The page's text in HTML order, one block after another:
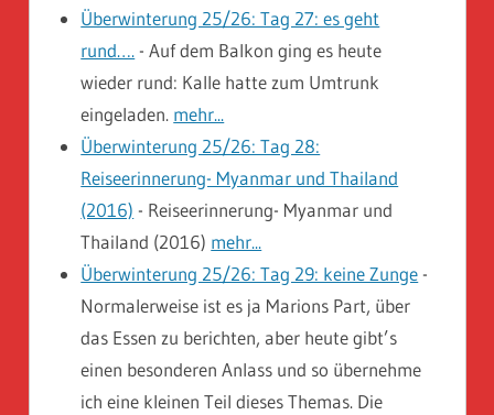
Überwinterung 25/26: Tag 27: es geht
rund…. - Auf dem Balkon ging es heute
wieder rund: Kalle hatte zum Umtrunk
eingeladen. mehr...
Überwinterung 25/26: Tag 28:
Reiseerinnerung- Myanmar und Thailand
(2016) - Reiseerinnerung- Myanmar und
Thailand (2016) mehr...
Überwinterung 25/26: Tag 29: keine Zunge -
Normalerweise ist es ja Marions Part, über
das Essen zu berichten, aber heute gibt’s
einen besonderen Anlass und so übernehme
ich eine kleinen Teil dieses Themas. Die